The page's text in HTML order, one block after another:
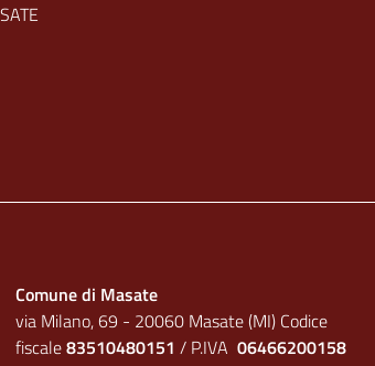
Comune di Masate
via Milano, 69 - 20060 Masate (MI) Codice
fiscale83510480151 / P.IVA 06466200158